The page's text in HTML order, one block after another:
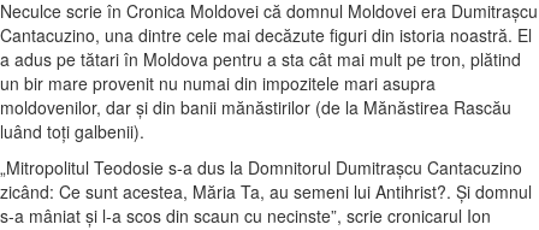
Neculce scrie în Cronica Moldovei că domnul Moldovei era Dumitraşcu
Cantacuzino, una dintre cele mai decăzute figuri din istoria noastră. El
a adus pe tătari în Moldova pentru a sta cât mai mult pe tron, plătind
un bir mare provenit nu numai din impozitele mari asupra
moldovenilor, dar şi din banii mănăstirilor (de la Mănăstirea Rascău
luând toţi galbenii).
„Mitropolitul Teodosie s-a dus la Domnitorul Dumitraşcu Cantacuzino
zicând: Ce sunt acestea, Măria Ta, au semeni lui Antihrist?. Şi domnul
s-a mâniat şi l-a scos din scaun cu necinste”, scrie cronicarul Ion